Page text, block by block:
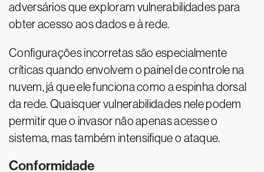
adversários que exploram vulnerabilidades para
obter acesso aos dados e à rede.
Configurações incorretas são especialmente
críticas quando envolvem o painel de controle na
nuvem, já que ele funciona como a espinha dorsal
da rede. Quaisquer vulnerabilidades nele podem
permitir que o invasor não apenas acesse o
sistema, mas também intensifique o ataque.
Conformidade